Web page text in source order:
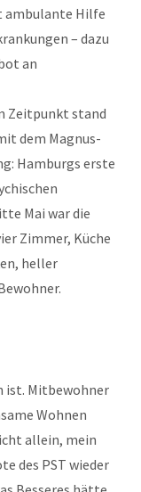
ambulante Hilfe
– dazu
an
Zeitpunkt stand
dem Magnus-
Hamburgs erste
Mai war die
Zimmer, Küche
heller
ist. Mitbewohner
Wohnen
allein, mein
des PST wieder